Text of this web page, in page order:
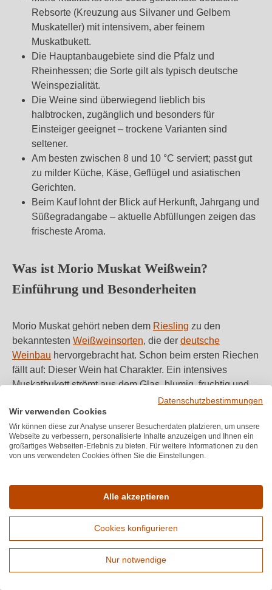
Rebsorte (Kreuzung aus Silvaner und Gelbem
Muskateller) mit intensivem, aber feinem
Muskatbukett.
Die Hauptanbaugebiete sind die Pfalz und
Rheinhessen; die Sorte gilt als typisch deutsche
Weinspezialität.
Die Weine sind überwiegend lieblich bis
halbtrocken, zugänglich und besonders für
Einsteiger geeignet – trockene Varianten sind
seltener.
Am besten zwischen 8 und 10 °C serviert; passt gut
zu milder Küche, Käse, Geflügel und asiatischen
Gerichten.
Beim Kauf lohnt der Blick auf Herkunft, Jahrgang und
Süßegradangabe – aktuelle Abfüllungen zeigen das
frischeste Aroma.
Was ist Morio Muskat Weißwein?
Einführung und Besonderheiten
Morio Muskat gehört neben dem Riesling zu den
bekanntesten Weißweinsorten, die der deutsche
Weinbau hervorgebracht hat. Schon beim ersten Riechen
fällt auf: Dieser Wein hat Charakter. Ein intensives
Muskatbukett strömt aus dem Glas, blumig, fruchtig und
unverwechselbar. Dabei wirkt das Aroma nie aufdringlich
oder parfümiert, sondern bleibt angenehm mild und
einladend. Genau diese Balance macht den Morio-
Muskat Weißwein so besonders.
bis halbtrocken. Er ist vollmundig,
einer feinen Fruchtigkeit, die an reife Pfirsiche,
Holunderblüten und Muskatnuss erinnert. Für viele
Weinliebhaber ist dieser Muskat Weißwein ein echtes
Geschmackserlebnis, gerade weil der Wein so
Erweiterte Suche
Datenschutzbestimmungen
Wir verwenden Cookies
Wir können diese zur Analyse unserer Besucherdaten platzieren, um unsere
Webseite zu verbessern, personalisierte Inhalte anzuzeigen und Ihnen ein
großartiges Webseiten-Erlebnis zu bieten. Für weitere Informationen zu den
von uns verwendeten Cookies öffnen Sie die Einstellungen.
Alle akzeptieren
Cookies konfigurieren
Nur notwendige